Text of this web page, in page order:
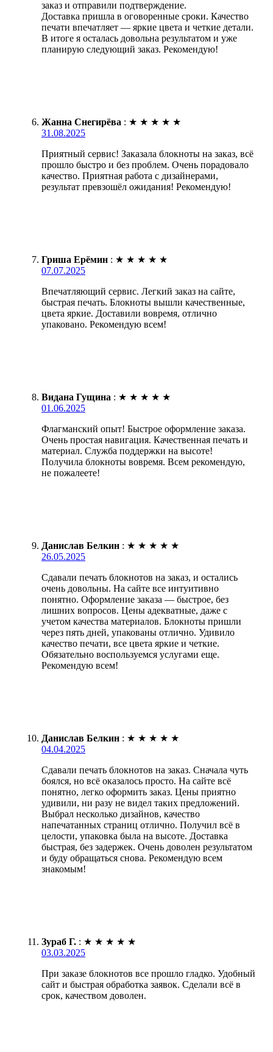
заказ и отправили подтверждение.
Доставка пришла в оговоренные сроки. Качество
печати впечатляет — яркие цвета и четкие детали.
В итоге я осталась довольна результатом и уже
планирую следующий заказ. Рекомендую!
Жанна Снегирёва : ★ ★ ★ ★ ★
31.08.2025
Приятный сервис! Заказала блокноты на заказ, всё
прошло быстро и без проблем. Очень порадовало
качество. Приятная работа с дизайнерами,
результат превзошёл ожидания! Рекомендую!
Гриша Ерёмин : ★ ★ ★ ★ ★
07.07.2025
Впечатляющий сервис. Легкий заказ на сайте,
быстрая печать. Блокноты вышли качественные,
цвета яркие. Доставили вовремя, отлично
упаковано. Рекомендую всем!
Видана Гущина : ★ ★ ★ ★ ★
01.06.2025
Флагманский опыт! Быстрое оформление заказа.
Очень простая навигация. Качественная печать и
материал. Служба поддержки на высоте!
Получила блокноты вовремя. Всем рекомендую,
не пожалеете!
Данислав Белкин : ★ ★ ★ ★ ★
26.05.2025
Сдавали печать блокнотов на заказ, и остались
очень довольны. На сайте все интуитивно
понятно. Оформление заказа — быстрое, без
лишних вопросов. Цены адекватные, даже с
учетом качества материалов. Блокноты пришли
через пять дней, упакованы отлично. Удивило
качество печати, все цвета яркие и четкие.
Обязательно воспользуемся услугами еще.
Рекомендую всем!
Данислав Белкин : ★ ★ ★ ★ ★
04.04.2025
Сдавали печать блокнотов на заказ. Сначала чуть
боялся, но всё оказалось просто. На сайте всё
понятно, легко оформить заказ. Цены приятно
удивили, ни разу не видел таких предложений.
Выбрал несколько дизайнов, качество
напечатанных страниц отлично. Получил всё в
целости, упаковка была на высоте. Доставка
быстрая, без задержек. Очень доволен результатом
и буду обращаться снова. Рекомендую всем
знакомым!
Зураб Г. : ★ ★ ★ ★ ★
03.03.2025
При заказе блокнотов все прошло гладко. Удобный
сайт и быстрая обработка заявок. Сделали всё в
срок, качеством доволен.